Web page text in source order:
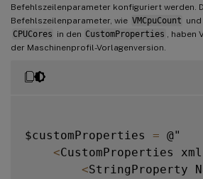
Befehlszeilenparameter konfiguriert werden.
Befehlszeilenparameter, wie VMCpuCount und
CPUCores in den CustomProperties , haben
der Maschinenprofil-Vorlagenversion.
$customProperties = @"
<CustomProperties
<StringProperty